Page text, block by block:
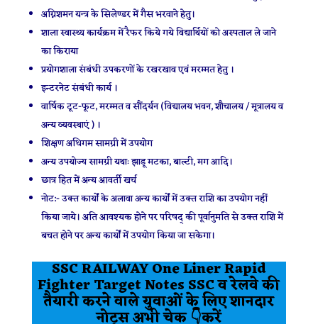
अग्निशमन यन्त्र के सिलेण्डर में गैस भरवाने हेतु।
शाला स्वास्थ्य कार्यक्रम में रैफर किये गये विद्यार्थियों को अस्पताल ले जाने
का किराया
प्रयोगशाला संबंधी उपकरणों के रखरखाव एवं मरम्मत हेतु ।
इन्टरनेट संबंधी कार्य ।
वार्षिक टूट-फूट, मरम्मत व सौंदर्यन (विद्यालय भवन, शौचालय / मूत्रालय व
अन्य व्यवस्थाएं ) ।
शिक्षण अधिगम सामग्री में उपयोग
अन्य उपयोज्य सामग्री यथाः झाडू मटका, बाल्टी, मग आदि।
छात्र हित में अन्य आवर्ती खर्च
नोट:- उक्त कार्यों के अलावा अन्य कार्यों में उक्त राशि का उपयोग नहीं
किया जाये। अति आवश्यक होने पर परिषद् की पूर्वानुमति से उक्त राशि में
बचत होने पर अन्य कार्यों में उपयोग किया जा सकेगा।
SSC RAILWAY One Liner Rapid
Fighter Target Notes SSC व रेलवे की
तैयारी करने वाले युवाओं के लिए शानदार
नोट्स अभी चेक 👇करें